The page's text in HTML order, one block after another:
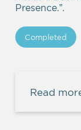
Presence.”.
Completed
Read